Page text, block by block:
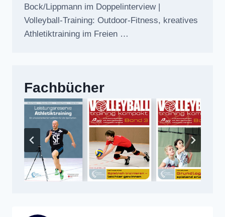
Bock/Lippmann im Doppelinterview |
Volleyball-Training: Outdoor-Fitness, kreatives
Athletiktraining im Freien …
Fachbücher